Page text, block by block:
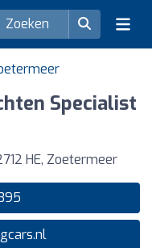
Specialist
HE, Zoetermeer